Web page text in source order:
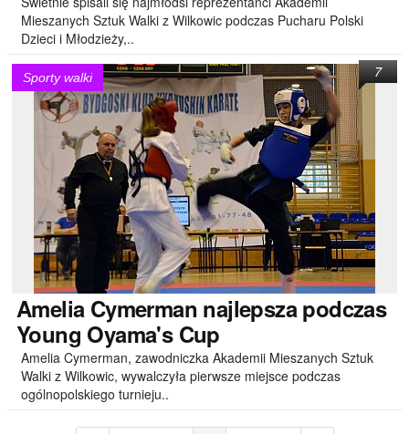
Mieszanych Sztuk Walki z Wilkowic podczas Pucharu Polski
Dzieci i Młodzieży,..
Sporty walki
AmeliaCymerman najlepsza podczas
Young Oyama's Cup
Amelia Cymerman, zawodniczka Akademii Mieszanych Sztuk
Walki z Wilkowic, wywalczyła pierwsze miejsce podczas
ogólnopolskiego turnieju..
7